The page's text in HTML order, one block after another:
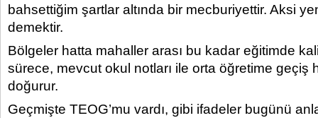
bahsettiğim şartlar altında bir mecburiyettir. Aksi
demektir.
Bölgeler hatta mahaller arası bu kadar eğitimde
sürece, mevcut okul notları ile orta öğretime geçiş
doğurur.
Geçmişte TEOG’mu vardı, gibi ifadeler bugünü